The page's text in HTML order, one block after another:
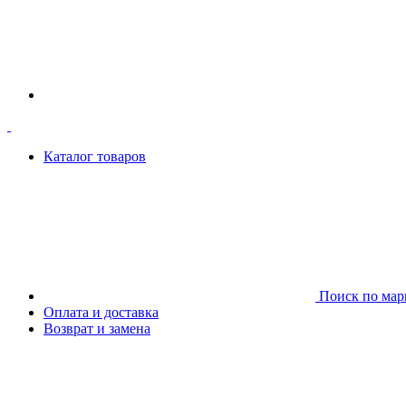
Каталог товаров
Поиск по
Оплата и доставка
Возврат и замена